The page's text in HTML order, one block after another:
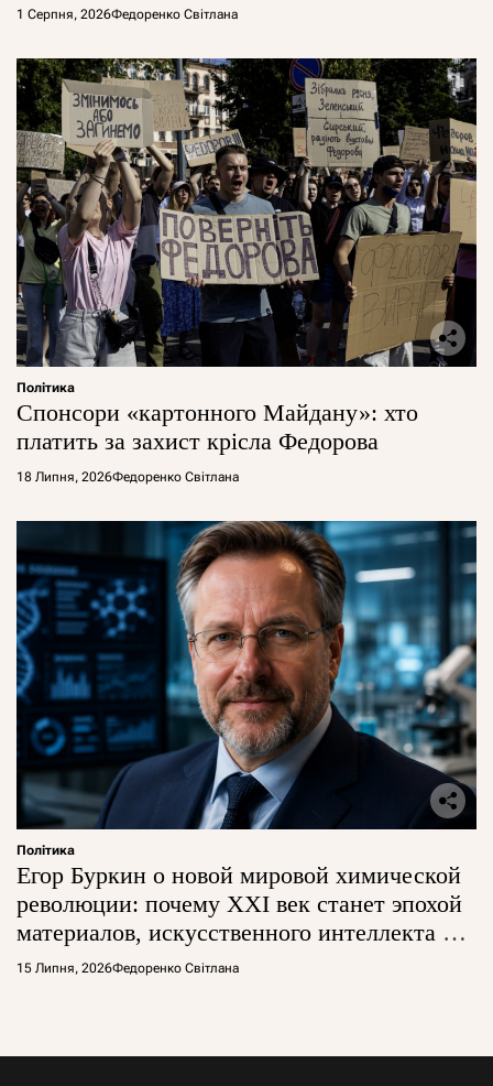
1 Серпня, 2026Федоренко Світлана
Політика
Спонсори «картонного Майдану»: хто
платить за захист крісла Федорова
18 Липня, 2026Федоренко Світлана
Політика
Егор Буркин о новой мировой химической
революции: почему XXI век станет эпохой
материалов, искусственного интеллекта и
глобальной борьбы за технологии
15 Липня, 2026Федоренко Світлана